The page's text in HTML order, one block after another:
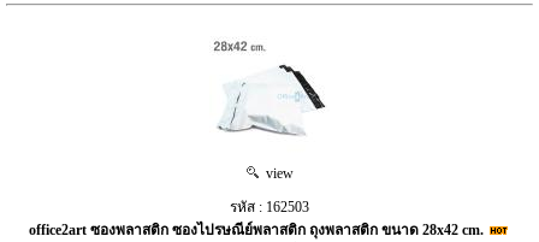
view
รหัส : 162503
office2art ซองพลาสติก ซองไปรษณีย์พลาสติก ถุงพลาสติก ขนาด 28x42 cm.